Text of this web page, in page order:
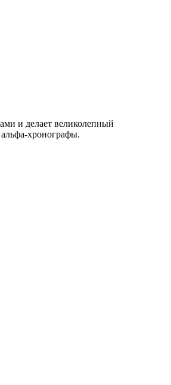
и делает великолепный
хронографы.